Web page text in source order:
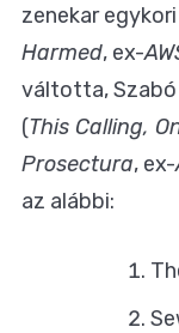
zenekar
Harmed, ex-
váltotta,
(This Calling,
Prosectura, ex-
az alábbi: